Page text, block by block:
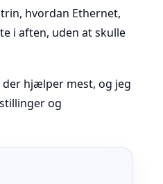
hvordan Ethernet,
i aften, uden at skulle
hjælper mest, og jeg
og